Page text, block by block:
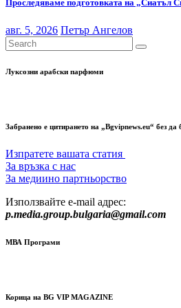
Проследяваме подготовката на „Сиатъл
авг. 5, 2026 Петър Ангелов
Луксозни арабски парфюми
Забранено е цитирането на „Bgvipnews.eu“ без
Изпратете вашата статия
За връзка с нас
За медиино партньорство
Използвайте e-mail адрес:
p.media.group.bulgaria@gmail.com
МВА Програми
Корица на BG VIP MAGAZINE